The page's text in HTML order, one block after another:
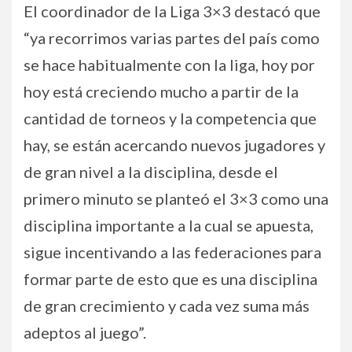
El coordinador de la Liga 3×3 destacó que
“ya recorrimos varias partes del país como
se hace habitualmente con la liga, hoy por
hoy está creciendo mucho a partir de la
cantidad de torneos y la competencia que
hay, se están acercando nuevos jugadores y
de gran nivel a la disciplina, desde el
primero minuto se planteó el 3×3 como una
disciplina importante a la cual se apuesta,
sigue incentivando a las federaciones para
formar parte de esto que es una disciplina
de gran crecimiento y cada vez suma más
adeptos al juego”.